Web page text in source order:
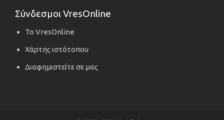
Σύνδεσμοι VresOnline
Το VresOnline
Χάρτης ιστότοπου
Διαφημιστείτε σε μας